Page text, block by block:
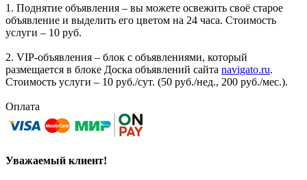
1. Поднятие объявления – вы можете освежить своё старое
объявление и выделить его цветом на 24 часа. Стоимость
услуги – 10 руб.
2. VIP-объявления – блок с объявлениями, который
размещается в блоке Доска объявлений сайта navigato.ru.
Стоимость услуги – 10 руб./сут. (50 руб./нед., 200 руб./мес.).
Оплата
Уважаемый клиент!